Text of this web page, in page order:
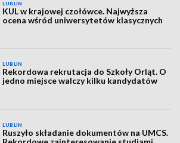
LUBLIN
KUL w krajowej czołówce. Najwyższa
ocena wśród uniwersytetów klasycznych
LUBLIN
Rekordowa rekrutacja do Szkoły Orląt. O
jedno miejsce walczy kilku kandydatów
LUBLIN
Ruszyło składanie dokumentów na UMCS.